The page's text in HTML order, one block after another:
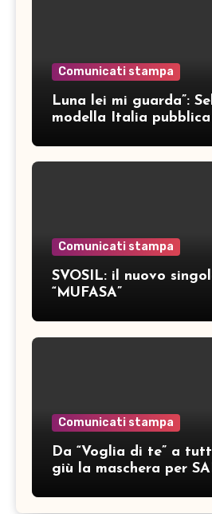
Comunicati stampa
Luna lei mi guarda”:
modella Italia
Comunicati stampa
SVOSIL: il nuovo
“MUFASA”
Comunicati stampa
Da “Voglia di te” a
giù la maschera per